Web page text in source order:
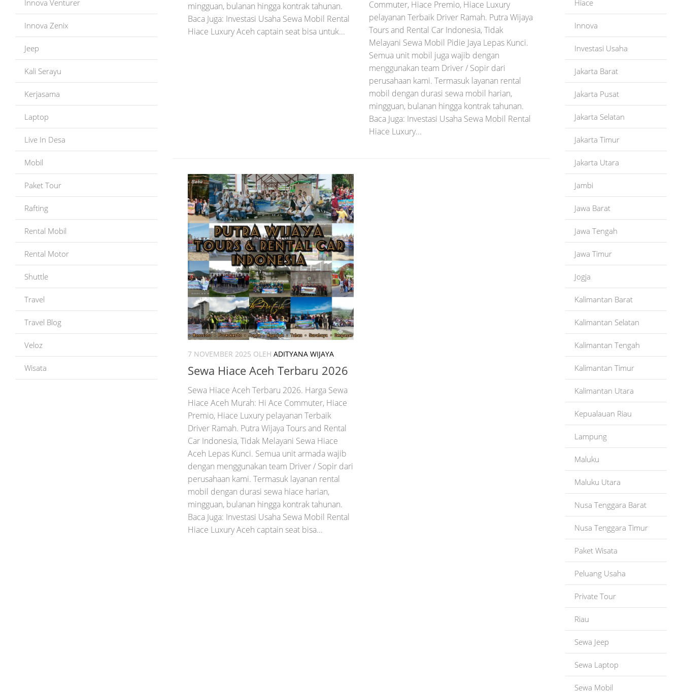
mingguan, bulanan hingga kontrak tahunan.
Baca Juga: Investasi Usaha Sewa Mobil Rental
Hiace Luxury Aceh captain seat bisa untuk...
Commuter, Hiace Premio, Hiace Luxury
pelayanan Terbaik Driver Ramah. Putra Wijaya
Tours and Rental Car Indonesia, Tidak
Melayani Sewa Mobil Pidie Jaya Lepas Kunci.
Semua unit mobil juga wajib dengan
menggunakan team Driver / Sopir dari
perusahaan kami. Termasuk layanan rental
mobil dengan durasi sewa mobil harian,
mingguan, bulanan hingga kontrak tahunan.
Baca Juga: Investasi Usaha Sewa Mobil Rental
Hiace Luxury...
7 NOVEMBER 2025 OLEH ADITYANA WIJAYA
Sewa Hiace Aceh Terbaru 2026
Sewa Hiace Aceh Terbaru 2026. Harga Sewa
Hiace Aceh Murah: Hi Ace Commuter, Hiace
Premio, Hiace Luxury pelayanan Terbaik
Driver Ramah. Putra Wijaya Tours and Rental
Car Indonesia, Tidak Melayani Sewa Hiace
Aceh Lepas Kunci. Semua unit armada wajib
dengan menggunakan team Driver / Sopir dari
perusahaan kami. Termasuk layanan rental
mobil dengan durasi sewa hiace harian,
mingguan, bulanan hingga kontrak tahunan.
Baca Juga: Investasi Usaha Sewa Mobil Rental
Hiace Luxury Aceh captain seat bisa...
Innova Venturer
Innova Zenix
Jeep
Kali Serayu
Kerjasama
Laptop
Live In Desa
Mobil
Paket Tour
Rafting
Rental Mobil
Rental Motor
Shuttle
Travel
Travel Blog
Veloz
Wisata
Hiace
Innova
Investasi Usaha
Jakarta Barat
Jakarta Pusat
Jakarta Selatan
Jakarta Timur
Jakarta Utara
Jambi
Jawa Barat
Jawa Tengah
Jawa Timur
Jogja
Kalimantan Barat
Kalimantan Selatan
Kalimantan Tengah
Kalimantan Timur
Kalimantan Utara
Kepualauan Riau
Lampung
Maluku
Maluku Utara
Nusa Tenggara Barat
Nusa Tenggara Timur
Paket Wisata
Peluang Usaha
Private Tour
Riau
Sewa Jeep
Sewa Laptop
Sewa Mobil